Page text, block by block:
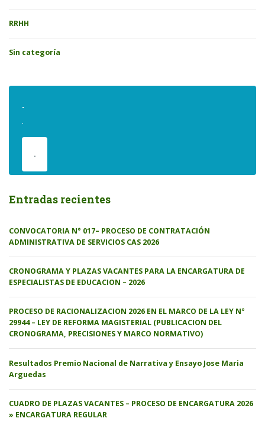
RRHH
Sin categoría
.
.
.
Entradas recientes
CONVOCATORIA N° 017– PROCESO DE CONTRATACIÓN
ADMINISTRATIVA DE SERVICIOS CAS 2026
CRONOGRAMA Y PLAZAS VACANTES PARA LA ENCARGATURA DE
ESPECIALISTAS DE EDUCACION – 2026
PROCESO DE RACIONALIZACION 2026 EN EL MARCO DE LA LEY N°
29944 – LEY DE REFORMA MAGISTERIAL (PUBLICACION DEL
CRONOGRAMA, PRECISIONES Y MARCO NORMATIVO)
Resultados Premio Nacional de Narrativa y Ensayo Jose Maria
Arguedas
CUADRO DE PLAZAS VACANTES – PROCESO DE ENCARGATURA 2026
» ENCARGATURA REGULAR